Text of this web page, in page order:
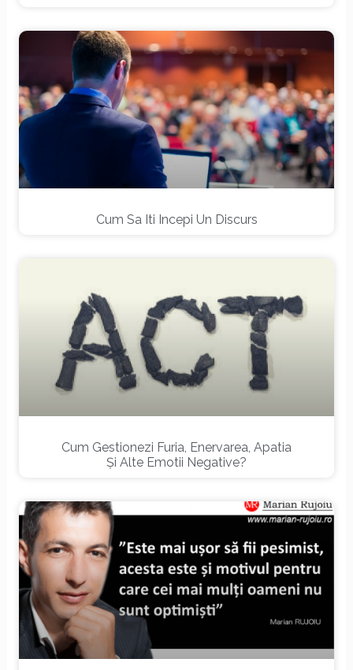
Cum Sa Iti Incepi Un Discurs
Cum Gestionezi Furia, Enervarea, Apatia
Și Alte Emotii Negative?